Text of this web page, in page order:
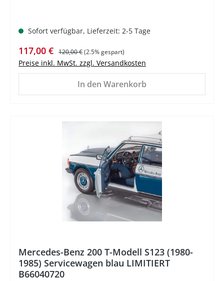
Sofort verfügbar, Lieferzeit: 2-5 Tage
Verkaufspreis:
117,00 € Regulärer Preis:
120,00 €(2.5% gespart)
Preise inkl. MwSt. zzgl. Versandkosten
In den Warenkorb
Mercedes-Benz 200 T-Modell S123 (1980-
1985) Servicewagen blau LIMITIERT
B66040720